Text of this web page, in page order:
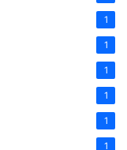
1
1
1
1
1
1